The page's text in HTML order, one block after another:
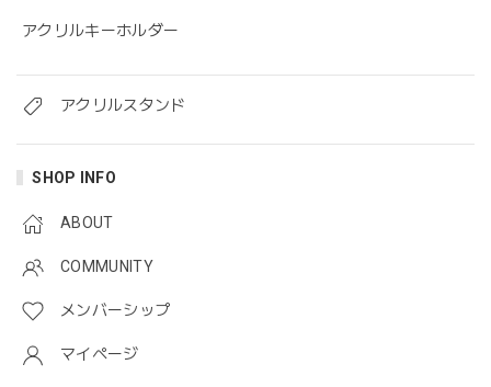
アクリルキーホルダー
アクリルスタンド
SHOP INFO
ABOUT
COMMUNITY
メンバーシップ
マイページ